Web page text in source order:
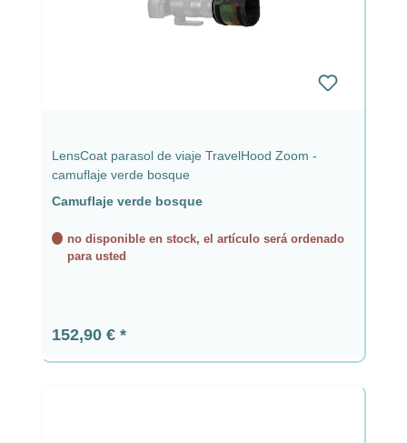
LensCoat parasol de viaje TravelHood Zoom -
camuflaje verde bosque
Camuflaje verde bosque
no disponible en stock, el artículo será ordenado
para usted
Precio normal:
152,90 €